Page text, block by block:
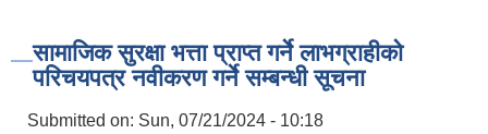
सामाजिक सुरक्षा भत्ता प्राप्त गर्ने लाभग्राहीको
परिचयपत्र नवीकरण गर्ने सम्बन्धी सूचना
Submitted on: Sun, 07/21/2024 - 10:18